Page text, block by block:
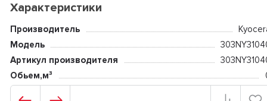
Характеристики
Производитель
Модель
Артикул производителя
Обьем,м³